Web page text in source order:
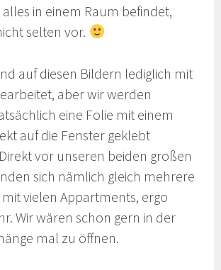
alles in einem Raum befindet,
selten vor.
auf diesen Bildern lediglich mit
aber wir werden
eine Folie mit einem
auf die Fenster geklebt
vor unseren beiden großen
sich nämlich gleich mehrere
vielen Appartments, ergo
Wir wären schon gern in der
mal zu öffnen.